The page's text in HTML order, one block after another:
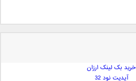
خرید بک لینک ارزان
آپدیت نود 32